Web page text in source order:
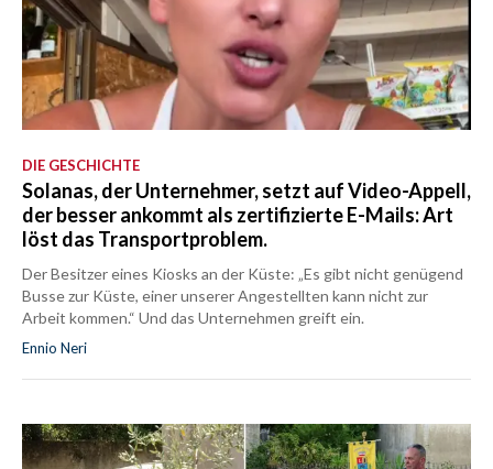
DIE GESCHICHTE
Solanas, der Unternehmer, setzt auf Video-Appell,
der besser ankommt als zertifizierte E-Mails: Art
löst das Transportproblem.
Der Besitzer eines Kiosks an der Küste: „Es gibt nicht genügend
Busse zur Küste, einer unserer Angestellten kann nicht zur
Arbeit kommen.“ Und das Unternehmen greift ein.
Ennio Neri